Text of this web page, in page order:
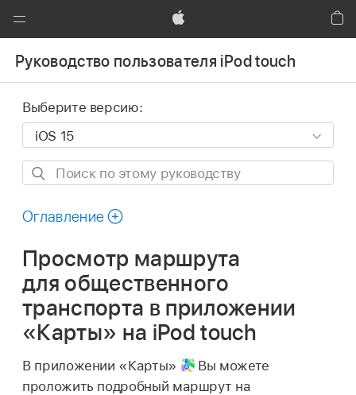
Открыть
меню
Apple
Руководство пользователя iPod touch
Выберите версию:
Поиск
этому
Оглавление
Просмотр маршрута
для общественного
транспорта в приложении
«Карты» на iPod touch
В приложении «Карты»
Вы можете
проложить подробный маршрут на